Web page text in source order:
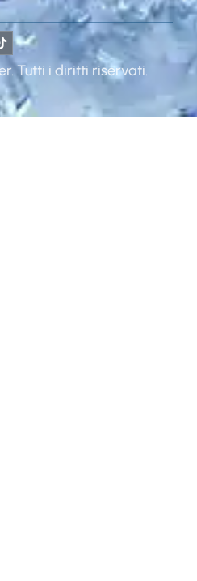
Tutti i diritti riservati.